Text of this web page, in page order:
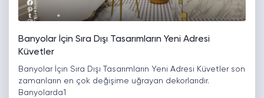
Banyolar İçin Sıra Dışı Tasarımların Yeni Adresi
Küvetler
Banyolar İçin Sıra Dışı Tasarımların Yeni Adresi Küvetler son
zamanların en çok değişime uğrayan dekorlarıdır.
Banyolarda1